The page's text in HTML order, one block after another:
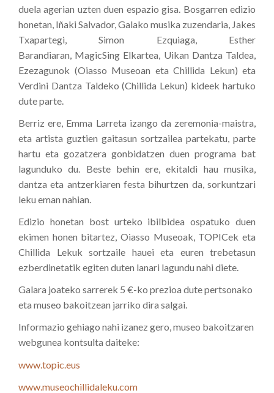
duela agerian uzten duen espazio gisa. Bosgarren edizio
honetan, Iñaki Salvador, Galako musika zuzendaria, Jakes
Txapartegi, Simon Ezquiaga, Esther
Barandiaran, MagicSing Elkartea, Uikan Dantza Taldea,
Ezezagunok (Oiasso Museoan eta Chillida Lekun) eta
Verdini Dantza Taldeko (Chillida Lekun) kideek hartuko
dute parte.
Berriz ere, Emma Larreta izango da zeremonia-maistra,
eta artista guztien gaitasun sortzailea partekatu, parte
hartu eta gozatzera gonbidatzen duen programa bat
lagunduko du. Beste behin ere, ekitaldi hau musika,
dantza eta antzerkiaren festa bihurtzen da, sorkuntzari
leku eman nahian.
Edizio honetan bost urteko ibilbidea ospatuko duen
ekimen honen bitartez, Oiasso Museoak, TOPICek eta
Chillida Lekuk sortzaile hauei eta euren trebetasun
ezberdinetatik egiten duten lanari lagundu nahi diete.
Galara joateko sarrerek 5 €-ko prezioa dute pertsonako
eta museo bakoitzean jarriko dira salgai.
Informazio gehiago nahi izanez gero, museo bakoitzaren
webgunea kontsulta daiteke:
www.topic.eus
www.museochillidaleku.com